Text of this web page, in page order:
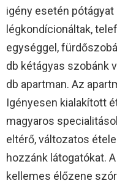
igény esetén
légkondícionáltak,
egységgel,
db kétágyas szobánk
db apartman. Az
Igényesen kialakított
magyaros
eltérő, változatos
hozzánk látogatókat.
kellemes élőzene